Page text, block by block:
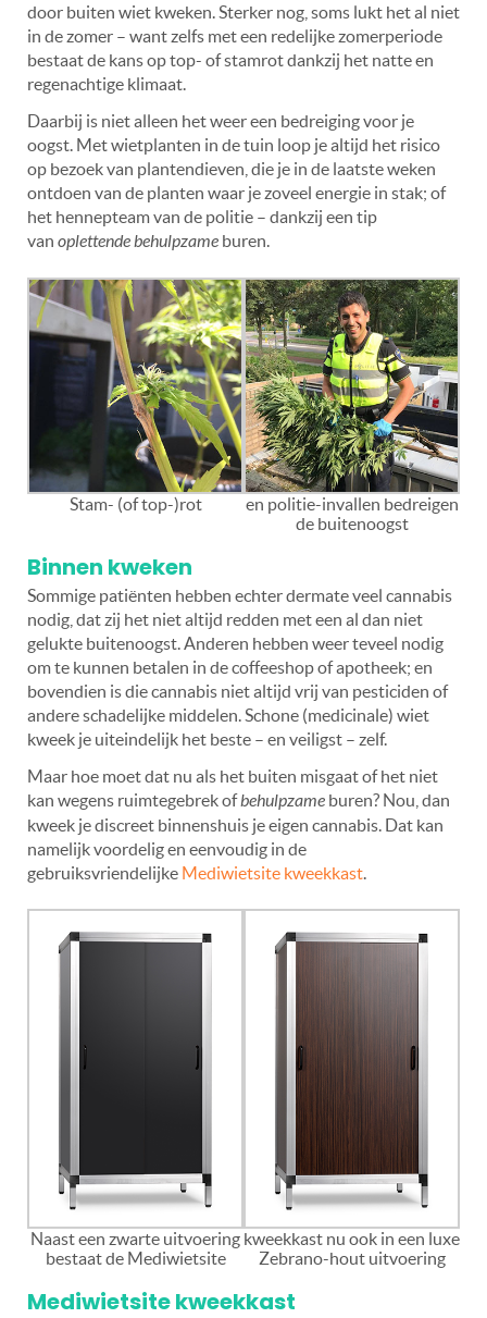
door buiten wiet kweken. Sterker nog, soms lukt het al niet
in de zomer – want zelfs met een redelijke zomerperiode
bestaat de kans op top- of stamrot dankzij het natte en
regenachtige klimaat.
Daarbij is niet alleen het weer een bedreiging voor je
oogst. Met wietplanten in de tuin loop je altijd het risico
op bezoek van plantendieven, die je in de laatste weken
ontdoen van de planten waar je zoveel energie in stak; of
het hennepteam van de politie – dankzij een tip
van oplettende behulpzame buren.
Stam- (of top-)rot
en politie-invallen bedreigen
de buitenoogst
Binnen kweken
Sommige patiënten hebben echter dermate veel cannabis
nodig, dat zij het niet altijd redden met een al dan niet
gelukte buitenoogst. Anderen hebben weer teveel nodig
om te kunnen betalen in de coffeeshop of apotheek; en
bovendien is die cannabis niet altijd vrij van pesticiden of
andere schadelijke middelen. Schone (medicinale) wiet
kweek je uiteindelijk het beste – en veiligst – zelf.
Maar hoe moet dat nu als het buiten misgaat of het niet
kan wegens ruimtegebrek ofbehulpzame buren? Nou, dan
kweek je discreet binnenshuis je eigen cannabis. Dat kan
namelijk voordelig en eenvoudig in de
gebruiksvriendelijke Mediwietsite kweekkast.
Naast een zwarte uitvoering
bestaat de Mediwietsite
kweekkast nu ook in een luxe
Zebrano-hout uitvoering
Mediwietsite kweekkast